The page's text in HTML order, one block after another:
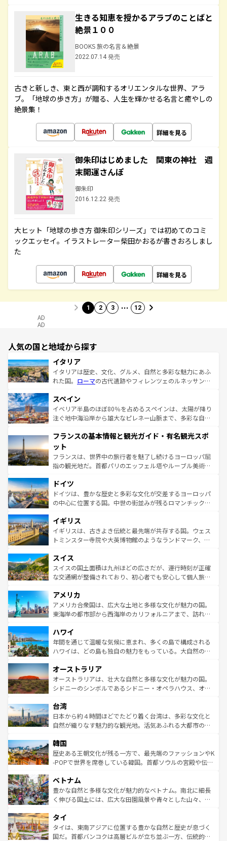
生きる知恵を授かるアラブのことばと
絶景１００
BOOKS 旅の名言＆絶景
2022.07.14 発売
古きと新しき、東と西が調和するオリエンタルな世界、アラ
ブ。「地球の歩き方」が贈る、人生を輝かせる名言と癒やしの
絶景集！
詳細を見る
御朱印はじめました 関東の神社 週
末開運さんぽ
御朱印
2016.12.22 発売
大ヒット「地球の歩き方 御朱印シリーズ」では初めてのコミ
ックエッセイ。イラストレーター柴田かおるが書きおろしまし
た
詳細を見る
1 2 3 … 12
AD
AD
人気の国と地域から探す
イタリア
イタリアは歴史、文化、グルメ、自然と多彩な魅力にあふ
れた国。 ローマの古代遺跡やフィレンツェのルネッサンス
ろん、トスカーナの美しい田園風景やアマルフィ海岸の絶
景など、自然景観も見逃せない。観光の合間には、本場の
ピザやパスタなど、絶品のイタリア料理を堪能することも
ませてくれるイタリアで、忘れられない旅をしてみよう！
なお、新着のイタリア情報は
しい。
スペイン
イベリア半島のほぼ80％を占めるスペインは、太陽が降り
注ぐ地中海沿岸から雄大なピレネー山脈まで、多彩な自然
文化が根付くこの国では、情熱的なフラメンコ、熱気あふ
れる闘牛、そして美味しいタパスが生活の一部となってい
る。首都マドリードの洗練された雰囲気や、バルセロナの
アートに溢れた街角から、地方では古代ローマ遺跡や中世
せる。地方によって風土や気候が異なるスペインはその個
性で訪れる人を魅了する。 なお、新着のスペイン情報は コ
ンテンツ一覧を参照してほしい。
フランスの基本情報と観光ガイド・有名観光スポ
ット
フランスは、世界中の旅行者を魅了し続けるヨーロッパ屈
指の観光地だ。首都パリのエッフェル塔やルーブル美術館
で、幅広い魅力が詰まっている。華麗な宮殿、歴史的な大
聖堂、美しいビーチ、そして豊かな自然が、訪れる者を心
から魅了する。また、フランスは美食の国としても知ら
いる。シャンパンの発祥地であるランス、プロヴァンスの
香り高いラベンダー畑など、多彩な楽しみ方が可能だ。さ
らに、パリ以外の地域にも魅力が溢れており、どの街角に
れる地方に足を運ぶとそれぞれで全く異なる文化を体験で
きるだろう。 なお、新着のフランス情報はコンテンツ一覧
を参照してほしい。
ドイツ
ドイツは、豊かな歴史と多彩な文化が交差するヨーロッパ
の中心に位置する国。中世の街並みが残るロマンチック街
顔を持つこの国は、どこを歩いても飽きることがない。ベ
ルリンの文化的活気、バイエルン州のアルプスの絶景、そ
してライン川沿いのワイン畑といった風景は必見。ビール
は、お酒好きな人にはぜひ体験してほしい。 なお、新着の
ドイツ情報はコンテンツ一覧を参照してほしい。
イギリス
イギリスは、古きよき伝統と最先端が共存する国。ウェス
トミンスター寺院や大英博物館のようなランドマーク、歴
リアごとに異なる魅力がある。また、優雅なアフタヌーン
ティー、ビール好きにはたまらない英国パブ、サッカー観
戦など、本場だからこそできる体験も豊富。イギリスを旅
ンツ一覧を参照してほしい。
スイス
スイスの国土面積は九州ほどの広さだが、運行時刻が正確
な交通網が整備されており、初心者でも安心して個人旅行
の建物がそのまま残る町や、スイスならではのユニークな
博物館もあり、アルプス観光だけでなく町歩きも満喫する
ことができる。国民の所得が高いため物価も高いが、旅行
ば市内交通費無料で観光を楽しむこともできる。 なお、新
着のスイス情報はコンテンツ一覧 を参照してほしい。
アメリカ
アメリカ合衆国は、広大な土地と多様な文化が魅力の国。
東海岸の都市部から西海岸のカリフォルニアまで、訪れる
のような巨大都市は、観光、ショッピング、エンターテイ
ンメントが詰まった刺激的なスポットだ。一方、アメリカ
西部には大自然が広がり、グランドキャニオンやイエロー
部のニューオーリンズでは、音楽と美食が融合した独特の
文化が魅力。旅行者はアメリカの各地域で異なる魅力を楽
しみながら、その多様性と豊かな歴史を感じることができ
ならではの贅沢な旅のスタイルだ。 なお、新着のアメリカ
情報はコンテンツ一覧を参照してほしい。
ハワイ
年間を通じて温暖な気候に恵まれ、多くの島で構成される
ハワイは、どの島も独自の魅力をもっている。大自然の神
ワイ島は見逃せない。また、定番の観光地といえばオアフ
島だが、静かな自然を求めるならマウイ島やカウアイ島が
おすすめ。エメラルドグリーンに輝く海をはじめ、豊かな
れるおもてなしの心で訪れる人々を迎えてくれるハワイの
人々、おいしいローカルフードやハワイアンミュージッ
ク、伝統的なフラダンスなど、すべてがハワイの魅力を彩
ワイを、存分に味わってほしい。 なお、新着のハワイ情報
はコンテンツ一覧を参照してほしい。
オーストラリア
オーストラリアは、壮大な自然と多様な文化が魅力の国。
シドニーのシンボルであるシドニー・オペラハウス、オー
リアリーフや大陸中央部にそびえるウルル（エアーズロッ
ク）、タスマニアの美しい原生林やケアンズの熱帯雨林な
ど、見どころがたくさん。また、カフェやワイン、オージ
いる。アクティビティも充実しており、サーフィンやダイ
ビング、ハイキングなど、アウトドア好きにはたまらな
い。オーストラリアの多彩な魅力を存分に味わいつくそ
参照してほしい。
台湾
日本から約４時間ほどでたどり着く台湾は、多彩な文化と
自然が織りなす魅力的な観光地。活気あふれる大都市の台
ン）、静ひつな山岳地帯である台湾東部など、都市の喧騒
と山間の静けさが共存しており、訪れる人に新しい発見と
驚きをもたらしてくれる。また、奥深い台湾の食文化も魅
容にもいいと評判のスイーツなど、バラエティ豊かな料理
が味わえる。 なお、新着の台湾情報は コンテンツ一覧を参
照してほしい。
韓国
歴史ある王朝文化が残る一方で、最先端のファッションやK
-POPで世界を席巻している韓国。首都ソウルの宮殿や伝統
き、地方に足を延ばせば四季折々の自然美を楽しむことが
できる。そして、キムチや焼肉、絶品のストリートフード
まで、さまざまな韓国料理が待っている。夜には、韓国な
リティに包まれながら、韓国の多彩な魅力を心ゆくまで味
わってみてほしい。 なお、新着の韓国情報はコンテンツ一
覧を参照してほしい。
ベトナム
豊かな自然と多様な文化が魅力的なベトナム。南北に細長
く伸びる国土には、広大な田園風景や青々とした山々、世
急速な発展と共に伝統が息づく。ハノイの古い町並みやホ
ーチミン市のフランス統治時代の建物も、独特の雰囲気を
醸し出している。また、バラエティの豊かさとおいしさで
タイ
タイは、東南アジアに位置する豊かな自然と歴史が息づく
国だ。首都バンコクは高層ビルが立ち並ぶ一方、伝統的な